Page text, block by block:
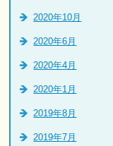
2020年10月
2020年6月
2020年4月
2020年1月
2019年8月
2019年7月